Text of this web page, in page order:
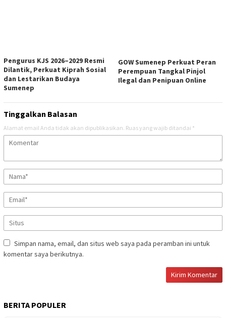
Pengurus KJS 2026–2029 Resmi
Dilantik, Perkuat Kiprah Sosial
dan Lestarikan Budaya
Sumenep
GOW Sumenep Perkuat Peran
Perempuan Tangkal Pinjol
Ilegal dan Penipuan Online
Tinggalkan Balasan
Alamat email Anda tidak akan dipublikasikan. Ruas yang wajib ditandai *
Simpan nama, email, dan situs web saya pada peramban ini untuk
komentar saya berikutnya.
BERITA POPULER